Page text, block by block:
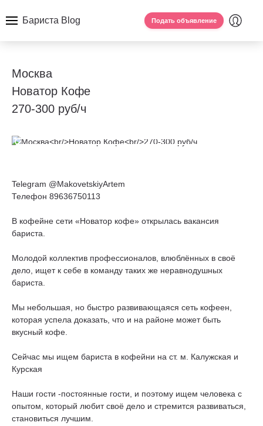
Бариста Blog Подать объявление
Москва
Новатор Кофе
270-300 руб/ч
Telegram @MakovetskiyArtem
Телефон 89636750113
В кофейне сети «Новатор кофе» открылась вакансия
бариста.
Молодой коллектив профессионалов, влюблённых в своё
дело, ищет к себе в команду таких же неравнодушных
бариста.
Мы небольшая, но быстро развивающаяся сеть кофеен,
которая успела доказать, что и на районе может быть
вкусный кофе.
Сейчас мы ищем бариста в кофейни на ст. м. Калужская и
Курская
Наши гости -постоянные гости, и поэтому ищем человека с
опытом, который любит своё дело и стремится развиваться,
становиться лучшим.